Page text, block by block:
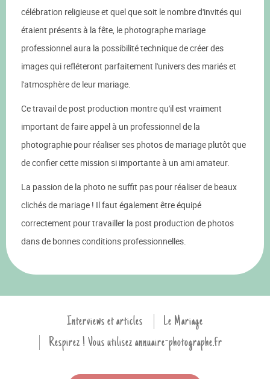
célébration religieuse et quel que soit le nombre d'invités qui
étaient présents à la fête, le photographe mariage
professionnel aura la possibilité technique de créer des
images qui refléteront parfaitement l'univers des mariés et
l'atmosphère de leur mariage.
Ce travail de post production montre qu'il est vraiment
important de faire appel à un professionnel de la
photographie pour réaliser ses photos de mariage plutôt que
de confier cette mission si importante à un ami amateur.
La passion de la photo ne suffit pas pour réaliser de beaux
clichés de mariage ! Il faut également être équipé
correctement pour travailler la post production de photos
dans de bonnes conditions professionnelles.
Interviews et articles
Le Mariage
Respirez ! Vous utilisez annuaire-photographe.fr